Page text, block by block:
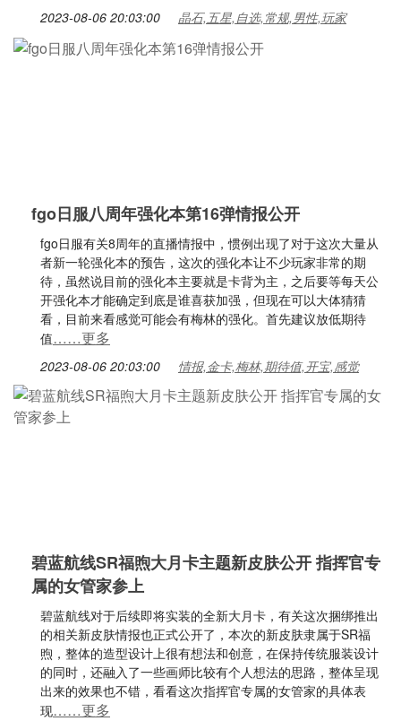
2023-08-06 20:03:00 晶石,五星,自选,常规,男性,玩家
fgo日服八周年强化本第16弹情报公开
fgo日服有关8周年的直播情报中，惯例出现了对于这次大量从
者新一轮强化本的预告，这次的强化本让不少玩家非常的期
待，虽然说目前的强化本主要就是卡背为主，之后要等每天公
开强化本才能确定到底是谁喜获加强，但现在可以大体猜猜
看，目前来看感觉可能会有梅林的强化。首先建议放低期待
值……更多
2023-08-06 20:03:00 情报,金卡,梅林,期待值,开宝,感觉
碧蓝航线SR福煦大月卡主题新皮肤公开 指挥官专
属的女管家参上
碧蓝航线对于后续即将实装的全新大月卡，有关这次捆绑推出
的相关新皮肤情报也正式公开了，本次的新皮肤隶属于SR福
煦，整体的造型设计上很有想法和创意，在保持传统服装设计
的同时，还融入了一些画师比较有个人想法的思路，整体呈现
出来的效果也不错，看看这次指挥官专属的女管家的具体表
现……更多